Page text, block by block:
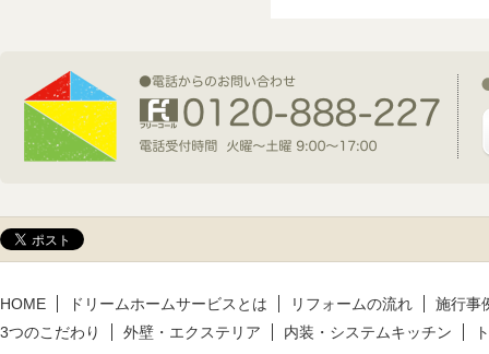
新規着工情報
2026年5月14日(木)
新規着工情報
HOME ドリームホームサービスとは リフォームの流れ
施行事
3つのこだわり
外壁・エクステリア 内装・システムキッチン